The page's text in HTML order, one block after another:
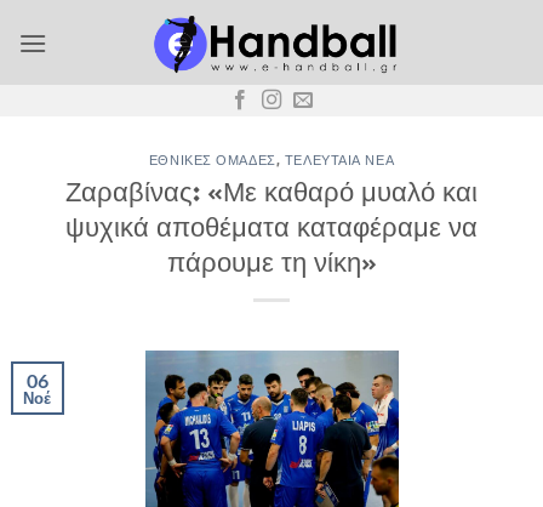
στο
ΕΘΝΙΚΈΣ ΟΜΆΔΕΣ, ΤΕΛΕΥΤΑΊΑ ΝΈΑ
Ζαραβίνας: «Με καθαρό μυαλό και
ψυχικά αποθέματα καταφέραμε να
πάρουμε τη νίκη»
06
Νοέ